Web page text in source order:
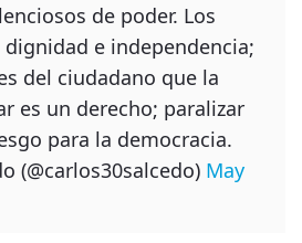
de poder. Los
dignidad e independencia;
del ciudadano que la
es un derecho; paralizar
para la democracia.
(@carlos30salcedo) May